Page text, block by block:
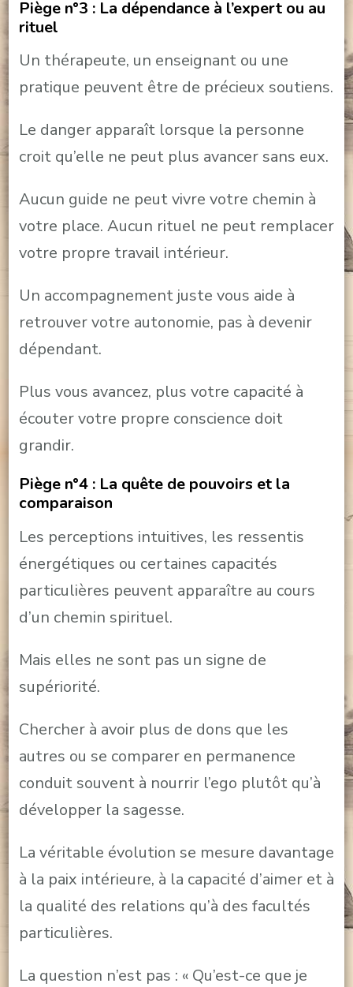
Piège n°3 : La dépendance à l’expert ou au
rituel
Un thérapeute, un enseignant ou une
pratique peuvent être de précieux soutiens.
Le danger apparaît lorsque la personne
croit qu’elle ne peut plus avancer sans eux.
Aucun guide ne peut vivre votre chemin à
votre place. Aucun rituel ne peut remplacer
votre propre travail intérieur.
Un accompagnement juste vous aide à
retrouver votre autonomie, pas à devenir
dépendant.
Plus vous avancez, plus votre capacité à
écouter votre propre conscience doit
grandir.
Piège n°4 : La quête de pouvoirs et la
comparaison
Les perceptions intuitives, les ressentis
énergétiques ou certaines capacités
particulières peuvent apparaître au cours
d’un chemin spirituel.
Mais elles ne sont pas un signe de
supériorité.
Chercher à avoir plus de dons que les
autres ou se comparer en permanence
conduit souvent à nourrir l’ego plutôt qu’à
développer la sagesse.
La véritable évolution se mesure davantage
à la paix intérieure, à la capacité d’aimer et à
la qualité des relations qu’à des facultés
particulières.
La question n’est pas : « Qu’est-ce que je